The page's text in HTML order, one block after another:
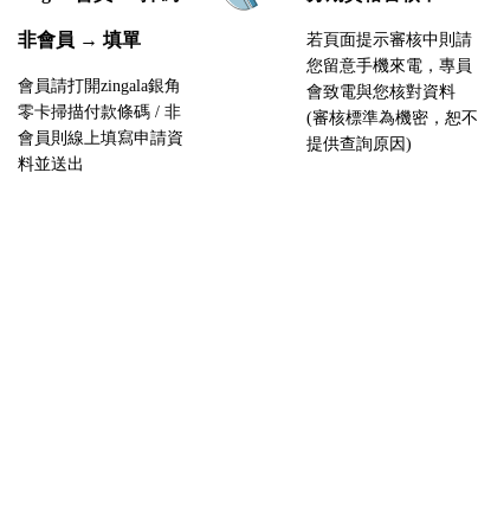
非會員 → 填單
會員請打開zingala銀角
零卡掃描付款條碼 / 非
會員則線上填寫申請資
料並送出
若頁面提示審核中則請
您留意手機來電，專員
會致電與您核對資料
(審核標準為機密，恕不
提供查詢原因)